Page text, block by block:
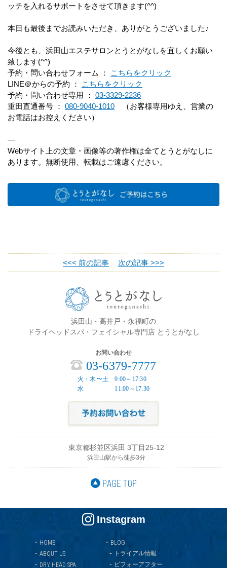
ッチを入れるサポートをさせて頂きます(^^)
本日も最後までお読みいただき、ありがとうございました♪
今後とも、浜田山エステサロンとうとがなしを宜しくお願い
致します(^^)
予約・問い合わせフォーム ：
こちらをクリック
LINE＠からの予約 ：
こちらをクリック
予約・問い合わせ専用 ： 03-3329-2236
重田直通番号 ： 080-9040-1010 （お客様専用ゆえ、営業の
お電話はお控えください）
—
Webサイト上の文章・画像等の著作権は全てとうとがなしに
あります。無断使用、転載はご遠慮ください。
<<< 前の記事 次の記事 >>>
浜田山・高井戸・永福町の
ドライヘッドスパ・フェイシャル専門店 とうとがなし
お問い合わせ
03-6379-7777
火・木〜土 9:00～17:30
水 11:00～17:30
東京都杉並区浜田 3丁目25-12
浜田山駅から徒歩3分
Instagram
・ HOME
・ ABOUT US
・ DRY HEAD SPA
・ BLOG
- トライアル情報
- ビフォーアフター